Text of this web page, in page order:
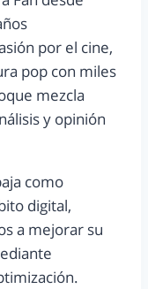
por el cine,
pop con miles
mezcla
y opinión
como
digital,
a mejorar su